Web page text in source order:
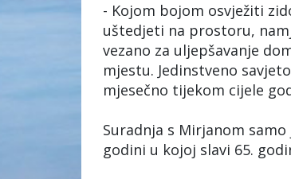
- Kojom bojom osvježiti
uštedjeti na prostoru,
vezano za uljepšavanje
mjestu. Jedinstveno
mjesečno tijekom cijele
Suradnja s Mirjanom
godini u kojoj slavi 65.